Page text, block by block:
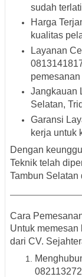
sudah
Harga
kualitas
Layanan
Jangkauan
Selatan,
Garansi
kerja untuk
Dengan
Teknik telah
Tambun Selatan
Cara
Untuk memesan
dari CV.